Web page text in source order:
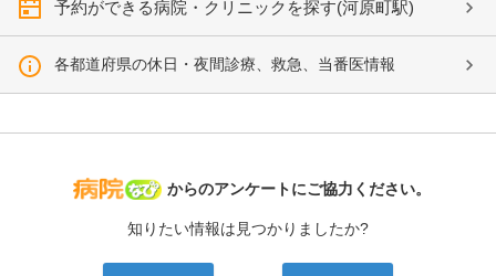
予約ができる病院・クリニックを探す(河原町駅)
各都道府県の休日・夜間診療、救急、当番医情報
病院なび
からのアンケートにご協力ください。
知りたい情報は見つかりましたか?